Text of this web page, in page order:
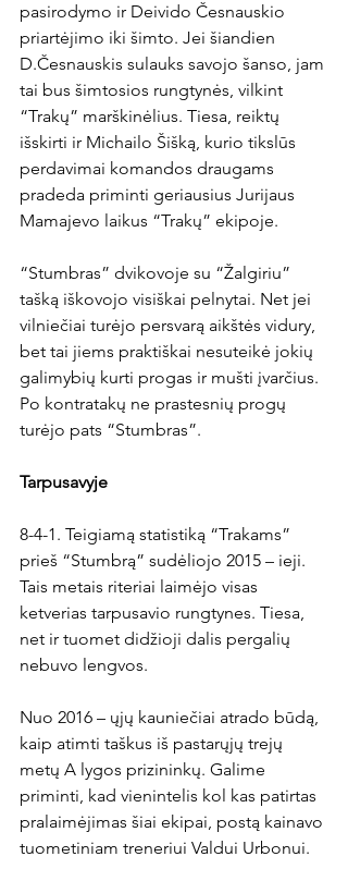
pasirodymo ir Deivido Česnauskio
priartėjimo iki šimto. Jei šiandien
D.Česnauskis sulauks savojo šanso, jam
tai bus šimtosios rungtynės, vilkint
“Trakų” marškinėlius. Tiesa, reiktų
išskirti ir Michailo Šišką, kurio tikslūs
perdavimai komandos draugams
pradeda priminti geriausius Jurijaus
Mamajevo laikus “Trakų” ekipoje.
“Stumbras” dvikovoje su “Žalgiriu”
tašką iškovojo visiškai pelnytai. Net jei
vilniečiai turėjo persvarą aikštės vidury,
bet tai jiems praktiškai nesuteikė jokių
galimybių kurti progas ir mušti įvarčius.
Po kontratakų ne prastesnių progų
turėjo pats “Stumbras”.
Tarpusavyje
8-4-1. Teigiamą statistiką “Trakams”
prieš “Stumbrą” sudėliojo 2015 – ieji.
Tais metais riteriai laimėjo visas
ketverias tarpusavio rungtynes. Tiesa,
net ir tuomet didžioji dalis pergalių
nebuvo lengvos.
Nuo 2016 – ųjų kauniečiai atrado būdą,
kaip atimti taškus iš pastarųjų trejų
metų A lygos prizininkų. Galime
priminti, kad vienintelis kol kas patirtas
pralaimėjimas šiai ekipai, postą kainavo
tuometiniam treneriui Valdui Urbonui.